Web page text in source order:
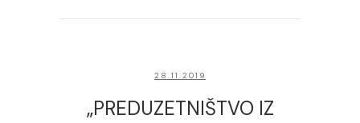
28.11.2019
„PREDUZETNIŠTVO IZ